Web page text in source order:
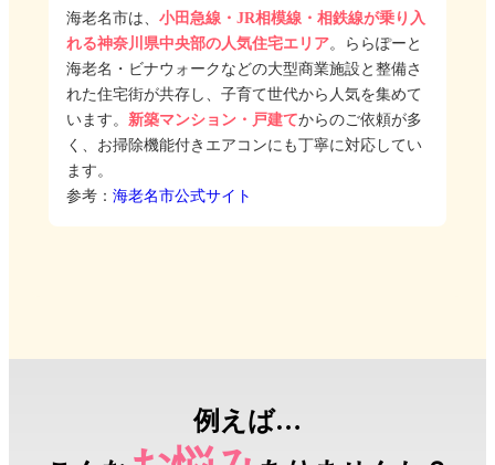
海老名市は、 小田急線・JR相模線・相鉄線が乗り入
れる神奈川県中央部の人気住宅エリア。ららぽーと
海老名・ビナウォークなどの大型商業施設と整備さ
れた住宅街が共存し、子育て世代から人気を集めて
います。 新築マンション・戸建てからのご依頼が多
く、お掃除機能付きエアコンにも丁寧に対応してい
ます。
参考： 海老名市公式サイト
例えば…